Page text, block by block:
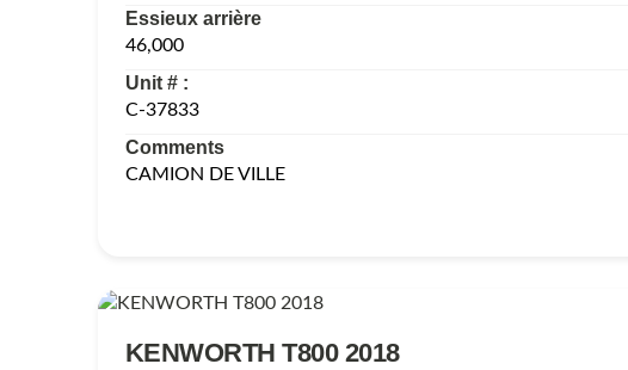
Essieux arrière
46,000
Unit # :
C-37833
Comments
CAMION DE VILLE
KENWORTH T800 2018